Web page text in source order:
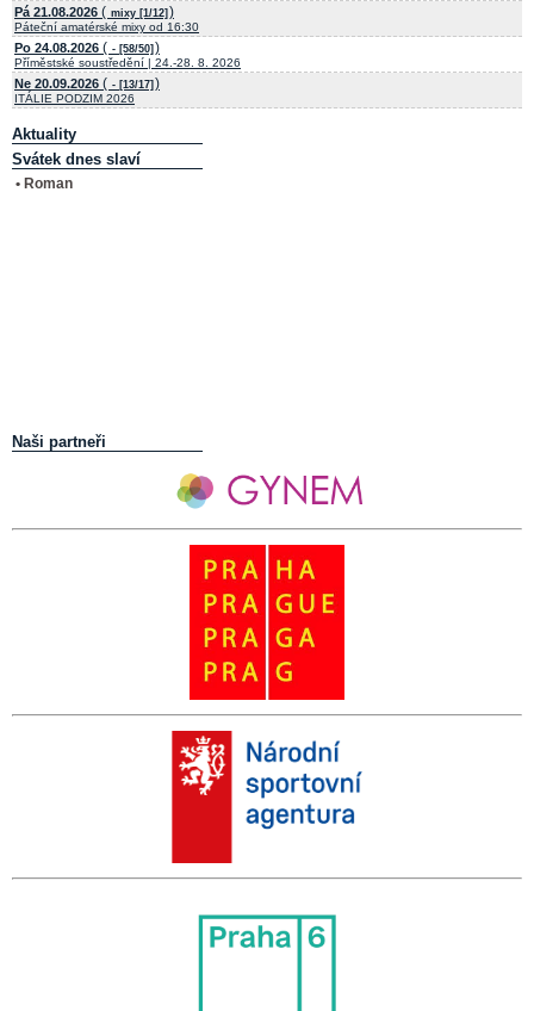
Pá 21.08.2026 ( mixy [1/12] )
Páteční amatérské mixy od 16:30
Po 24.08.2026 ( - [58/50] )
Příměstské soustředění | 24.-28. 8. 2026
Ne 20.09.2026 ( - [13/17] )
ITÁLIE PODZIM 2026
Aktuality
Svátek dnes slaví
• Roman
Naši partneři